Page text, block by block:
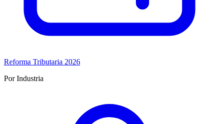
Reforma Tributaria 2026
Por Industria